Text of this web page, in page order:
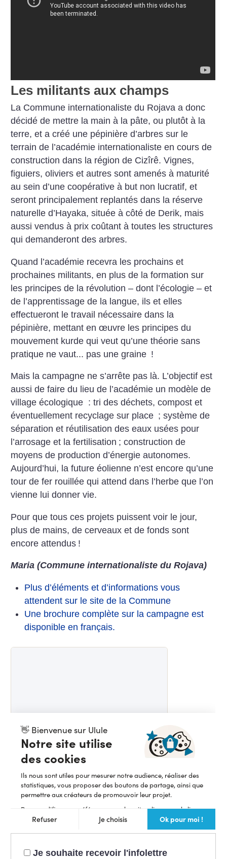
Les militants aux champs
La Commune internationaliste du Rojava a donc
décidé de mettre la main à la pâte, ou plutôt à la
terre, et a créé une pépinière d’arbres sur le
terrain de l’académie internationaliste en cours de
construction dans la région de Cizîrê. Vignes,
figuiers, oliviers et autres sont amenés à maturité
au sein d’une coopérative à but non lucratif, et
seront principalement replantés dans la réserve
naturelle d’Hayaka, située à côté de Derik, mais
aussi vendus à prix coûtant à toutes les structures
qui demanderont des arbres.
Quand l’académie recevra les prochains et
prochaines militants, en plus de la formation sur
les principes de la révolution – dont l’écologie – et
de l’apprentissage de la langue, ils et elles
effectueront le travail nécessaire dans la
pépinière, mettant en œuvre les principes du
mouvement kurde qui veut qu’une théorie sans
pratique ne vaut... pas une graine !
Mais la campagne ne s’arrête pas là. L’objectif est
aussi de faire du lieu de l’académie un modèle de
village écologique : tri des déchets, compost et
éventuellement recyclage sur place ; système de
séparation et réutilisation des eaux usées pour
l’arrosage et la fertilisation ; construction de
moyens de production d’énergie autonomes.
Aujourd’hui, la future éolienne n’est encore qu’une
tour de fer rouillée qui attend dans l’herbe que l’on
vienne lui donner vie.
Pour que tous ces projets puissent voir le jour,
plus de mains, de cerveaux et de fonds sont
encore attendus !
Maria (Commune internationaliste du Rojava)
Plus d’éléments et d’informations vous
attendent sur le site de la Commune
Une brochure complète sur la campagne est
disponible en français.
Je souhaite recevoir l'infolettre